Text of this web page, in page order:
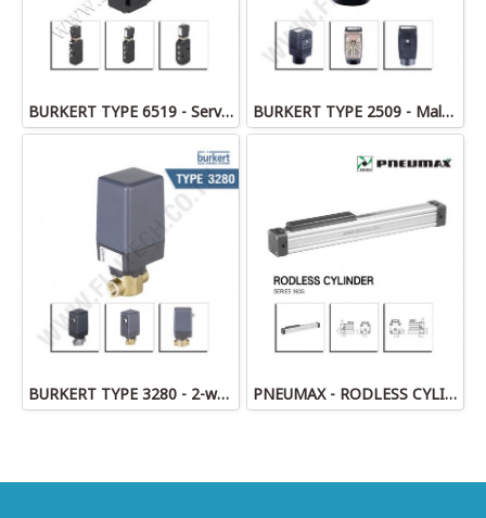
BURKERT TYPE 6519 - Servo-assisted 5/2, 5/3 or 3/2 way Solenoid Valve for pneumatics BURKERT TYPE 2509 - Male connector DIN EN 175301-803 - form A
BURKERT TYPE 3280 - 2-way motor valve PNEUMAX - RODLESS CYLINDERS 1605 series